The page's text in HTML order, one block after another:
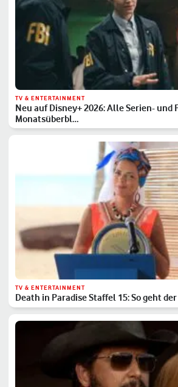
TV & ENTERTAINMENT
Neu auf Disney+ 2026: Alle Serien-
Monatsüberbl…
TV & ENTERTAINMENT
Death in Paradise Staffel 15: So geht